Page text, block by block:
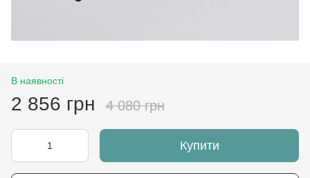
В наявності
2 856 грн 4 080 грн
Купити